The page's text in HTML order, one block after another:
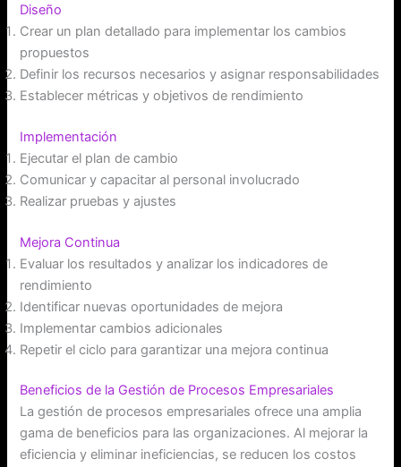
Diseño
Crear un plan detallado para implementar los cambios
propuestos
Definir los recursos necesarios y asignar responsabilidades
Establecer métricas y objetivos de rendimiento
Implementación
Ejecutar el plan de cambio
Comunicar y capacitar al personal involucrado
Realizar pruebas y ajustes
Mejora Continua
Evaluar los resultados y analizar los indicadores de
rendimiento
Identificar nuevas oportunidades de mejora
Implementar cambios adicionales
Repetir el ciclo para garantizar una mejora continua
Beneficios de la Gestión de Procesos Empresariales
La gestión de procesos empresariales ofrece una amplia
gama de beneficios para las organizaciones. Al mejorar la
eficiencia y eliminar ineficiencias, se reducen los costos